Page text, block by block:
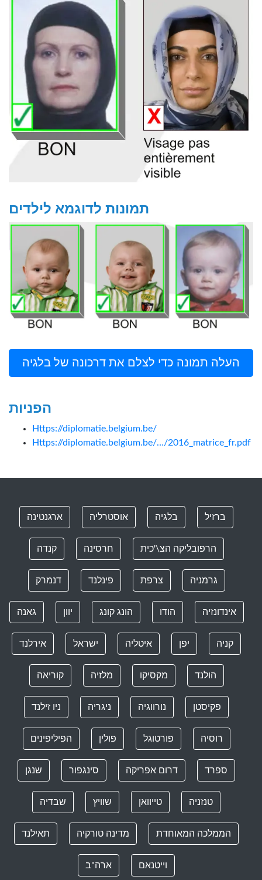
תמונות לדוגמא לילדים
העלה תמונה כדי לצלם את דרכונה של בלגיה
הפניות
Https://diplomatie.belgium.be/
Https://diplomatie.belgium.be/…/2016_matrice_fr.pdf
ארגנטינה אוסטרליה בלגיה ברזיל
קנדה חרסינה הרפובליקה הצ\'כית
דנמרק פינלנד צרפת גרמניה
גאנה יוון הונג קונג הודו אינדונזיה
אירלנד ישראל איטליה יפן קניה
קוריאה מלזיה מקסיקו הולנד
ניו זילנד ניגריה נורווגיה פקיסטן
הפיליפינים פולין פורטוגל רוסיה
שנגן סינגפור דרום אפריקה ספרד
שבדיה שוויץ טייוואן טנזניה
תאילנד מדינה טורקיה הממלכה המאוחדת
ארה"ב וייטנאם